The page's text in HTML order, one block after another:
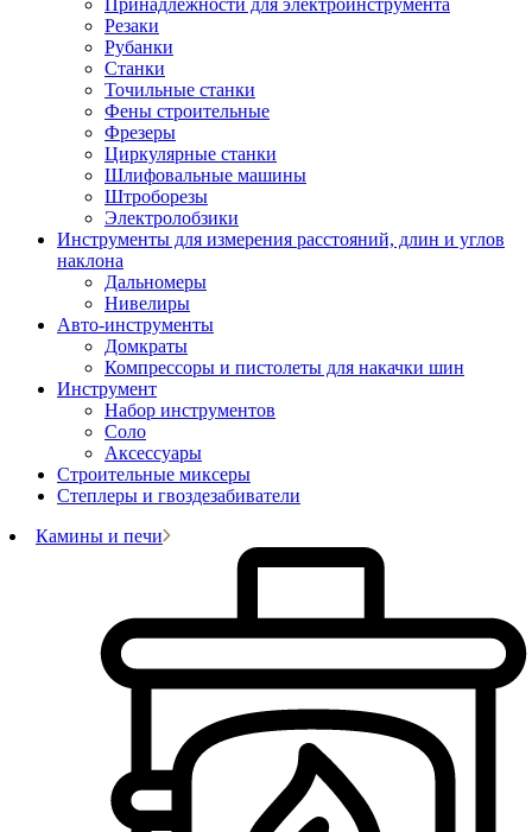
Принадлежности для электроинструмента
Резаки
Рубанки
Станки
Точильные станки
Фены строительные
Фрезеры
Циркулярные станки
Шлифовальные машины
Штроборезы
Электролобзики
Инструменты для измерения расстояний, длин и углов
наклона
Дальномеры
Нивелиры
Авто-инструменты
Домкраты
Компрессоры и пистолеты для накачки шин
Инструмент
Набор инструментов
Соло
Аксессуары
Строительные миксеры
Степлеры и гвоздезабиватели
Камины и печи